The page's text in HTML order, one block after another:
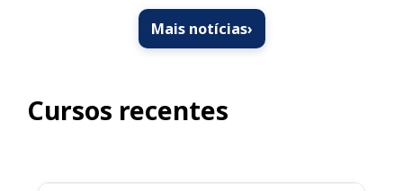
Mais notícias›
Cursos recentes